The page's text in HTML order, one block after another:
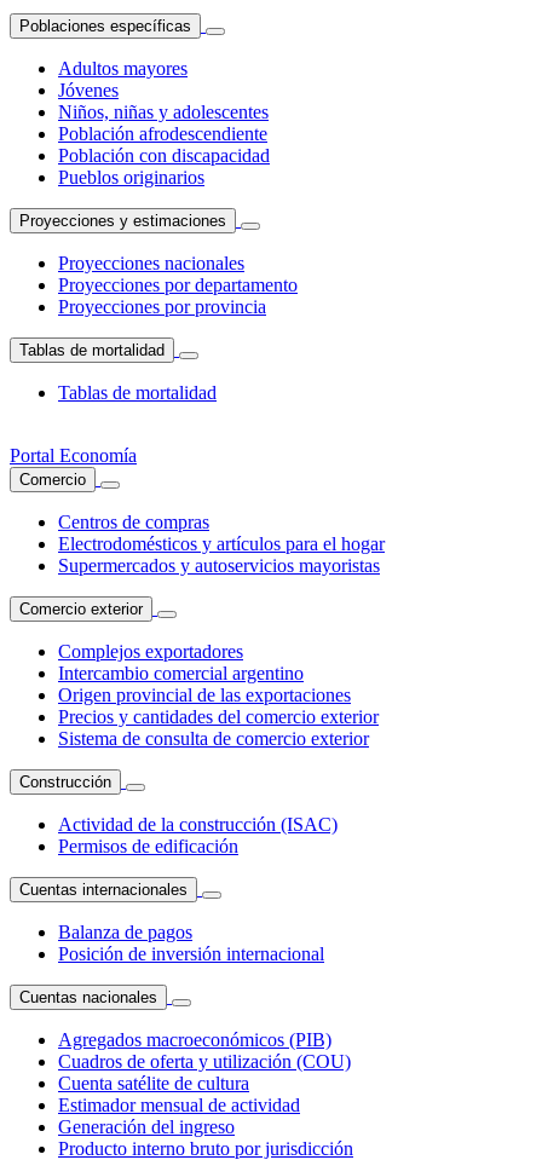
Poblaciones específicas
Adultos mayores
Jóvenes
Niños, niñas y adolescentes
Población afrodescendiente
Población con discapacidad
Pueblos originarios
Proyecciones y estimaciones
Proyecciones nacionales
Proyecciones por departamento
Proyecciones por provincia
Tablas de mortalidad
Tablas de mortalidad
Portal Economía
Comercio
Centros de compras
Electrodomésticos y artículos para el hogar
Supermercados y autoservicios mayoristas
Comercio exterior
Complejos exportadores
Intercambio comercial argentino
Origen provincial de las exportaciones
Precios y cantidades del comercio exterior
Sistema de consulta de comercio exterior
Construcción
Actividad de la construcción (ISAC)
Permisos de edificación
Cuentas internacionales
Balanza de pagos
Posición de inversión internacional
Cuentas nacionales
Agregados macroeconómicos (PIB)
Cuadros de oferta y utilización (COU)
Cuenta satélite de cultura
Estimador mensual de actividad
Generación del ingreso
Producto interno bruto por jurisdicción